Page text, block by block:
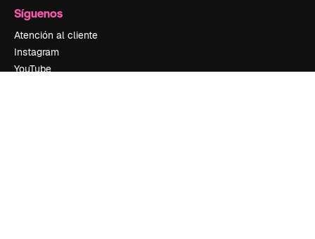
Síguenos
Atención al cliente
Instagram
YouTube